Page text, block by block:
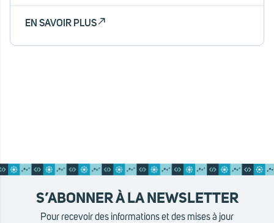
EN SAVOIR PLUS
S’ABONNER À LA NEWSLETTER
Pour recevoir des informations et des mises à jour